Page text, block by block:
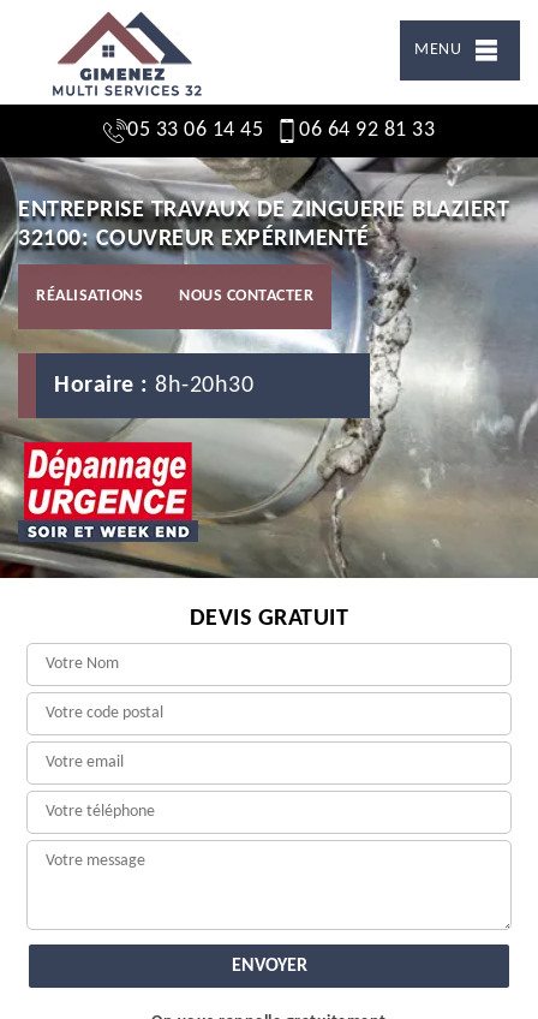
MENU
05 33 06 14 45 06 64 92 81 33
ENTREPRISE TRAVAUX DE ZINGUERIE BLAZIERT
32100: COUVREUR EXPÉRIMENTÉ
RÉALISATIONS NOUS CONTACTER
Horaire : 8h-20h30
DEVIS GRATUIT